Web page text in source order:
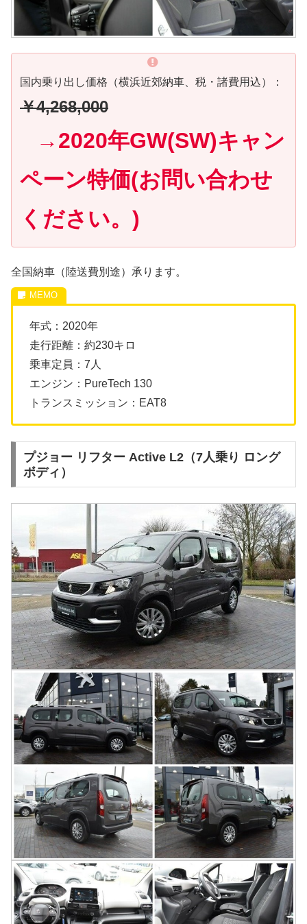
国内乗り出し価格（横浜近郊納車、税・諸費用込）：
￥4,268,000
→2020年GW(SW)キャン
ペーン特価(お問い合わせ
ください。)
全国納車（陸送費別途）承ります。
年式：2020年
走行距離：約230キロ
乗車定員：7人
エンジン：PureTech 130
トランスミッション：EAT8
プジョー リフター Active L2（7人乗り ロング
ボディ）